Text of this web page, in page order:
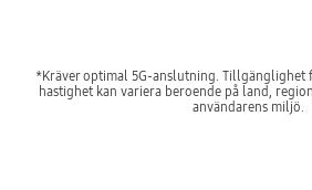
*Kräver optimal 5G-anslutning. Tillgänglighet
hastighet kan variera beroende på land,
användarens miljö.